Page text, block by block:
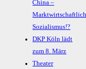
China –
Sozialismus!?
DKP Köln lädt
zum 8. März
Theater